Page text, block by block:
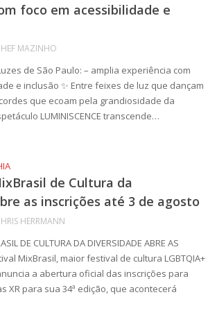
foco em acessibilidade e
MAZINHO
Luzes de São Paulo: – amplia experiência com
e inclusão ✨ Entre feixes de luz que dançam
que ecoam pela grandiosidade da
LUMINISCENCE transcende…
de Cultura da
as inscrições até 3 de agosto
HERRMANN
DE CULTURA DA DIVERSIDADE ABRE AS
MixBrasil, maior festival de cultura LGBTQIA+
a abertura oficial das inscrições para
XR para sua 34ª edição, que acontecerá